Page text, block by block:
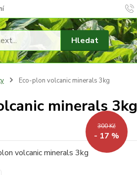
Hledat
Eco-plon volcanic minerals 3kg
minerals 3kg
300 Kč
- 17 %